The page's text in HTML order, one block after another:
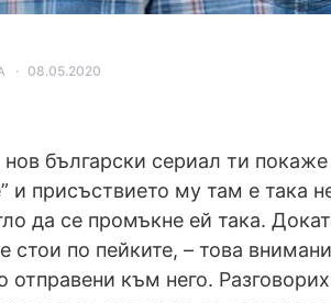
08.05.2020
български сериал ти
и присъствието му там е така
да се промъкне ей така.
по пейките, – това
отправени към него.